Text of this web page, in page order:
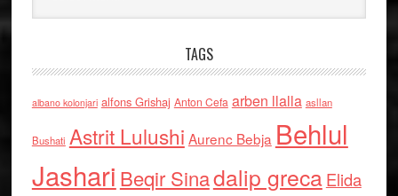
TAGS
albano kolonjari alfons Grishaj Anton Cefa arben llalla asllan
Bushati Astrit Lulushi Aurenc Bebja Behlul
Jashari Beqir Sinadalip grecaElida